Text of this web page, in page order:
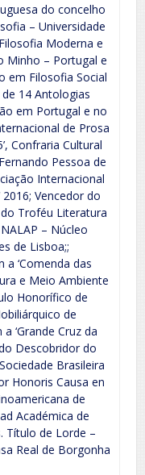
do concelho
– Universidade
Moderna e
Minho – Portugal e
em Filosofia Social
14 Antologias
em Portugal e no
de Prosa
Confraria Cultural
Pessoa de
Internacional
Vencedor do
do Troféu Literatura
– Núcleo
de Lisboa;;
‘Comenda das
e Meio Ambiente
Honorífico de
de
‘Grande Cruz da
Descobridor do
Brasileira
Honoris Causa en
de
Académica de
Título de Lorde –
Real de Borgonha